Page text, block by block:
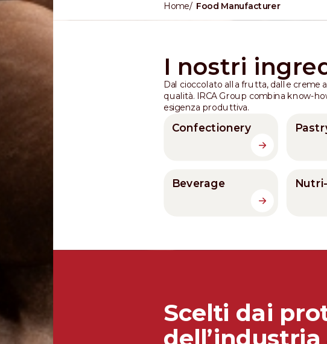
Home Food Manufacturer
I nostri
Dal cioccolato alla frutta, dalle creme
qualità. IRCA Group combina know-
esigenza produttiva.
Confectionery
Beverage
Scelti dai